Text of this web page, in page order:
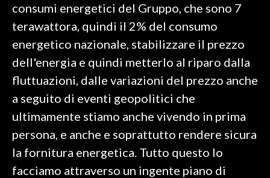
consumi energetici del Gruppo, che sono 7
terawattora, quindi il 2% del consumo
energetico nazionale, stabilizzare il prezzo
dell'energia e quindi metterlo al riparo dalla
fluttuazioni, dalle variazioni del prezzo anche
a seguito di eventi geopolitici che
ultimamente stiamo anche vivendo in prima
persona, e anche e soprattutto rendere sicura
la fornitura energetica. Tutto questo lo
facciamo attraverso un ingente piano di